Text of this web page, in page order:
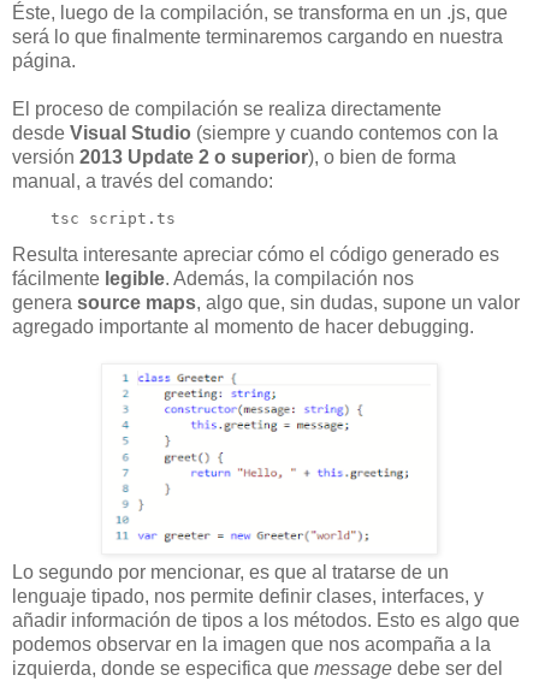
Éste, luego de la compilación, se transforma en un .js, que
será lo que finalmente terminaremos cargando en nuestra
página.
El proceso de compilación se realiza directamente
desde Visual Studio (siempre y cuando contemos con la
versión 2013 Update 2 o superior), o bien de forma
manual, a través del comando:
    tsc script.ts
Resulta interesante apreciar cómo el código generado es
fácilmente legible. Además, la compilación nos
genera source maps, algo que, sin dudas, supone un valor
agregado importante al momento de hacer debugging.
Lo segundo por mencionar, es que al tratarse de un
lenguaje tipado, nos permite definir clases, interfaces, y
añadir información de tipos a los métodos. Esto es algo que
podemos observar en la imagen que nos acompaña a la
izquierda, donde se especifica que message debe ser del